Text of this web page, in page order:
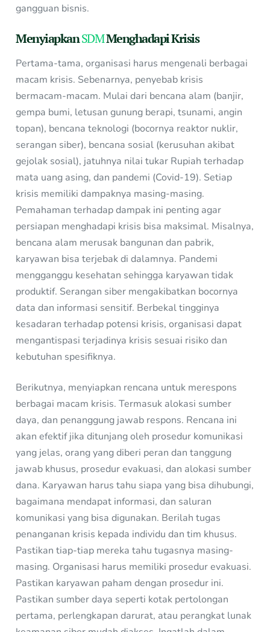
gangguan bisnis.
MenyiapkanSDMMenghadapi Krisis
Pertama-tama, organisasi harus mengenali berbagai
macam krisis. Sebenarnya, penyebab krisis
bermacam-macam. Mulai dari bencana alam (banjir,
gempa bumi, letusan gunung berapi, tsunami, angin
topan), bencana teknologi (bocornya reaktor nuklir,
serangan siber), bencana sosial (kerusuhan akibat
gejolak sosial), jatuhnya nilai tukar Rupiah terhadap
mata uang asing, dan pandemi (Covid-19). Setiap
krisis memiliki dampaknya masing-masing.
Pemahaman terhadap dampak ini penting agar
persiapan menghadapi krisis bisa maksimal. Misalnya,
bencana alam merusak bangunan dan pabrik,
karyawan bisa terjebak di dalamnya. Pandemi
mengganggu kesehatan sehingga karyawan tidak
produktif. Serangan siber mengakibatkan bocornya
data dan informasi sensitif. Berbekal tingginya
kesadaran terhadap potensi krisis, organisasi dapat
mengantispasi terjadinya krisis sesuai risiko dan
kebutuhan spesifiknya.
Berikutnya, menyiapkan rencana untuk merespons
berbagai macam krisis. Termasuk alokasi sumber
daya, dan penanggung jawab respons. Rencana ini
akan efektif jika ditunjang oleh prosedur komunikasi
yang jelas, orang yang diberi peran dan tanggung
jawab khusus, prosedur evakuasi, dan alokasi sumber
dana. Karyawan harus tahu siapa yang bisa dihubungi,
bagaimana mendapat informasi, dan saluran
komunikasi yang bisa digunakan. Berilah tugas
penanganan krisis kepada individu dan tim khusus.
Pastikan tiap-tiap mereka tahu tugasnya masing-
masing. Organisasi harus memiliki prosedur evakuasi.
Pastikan karyawan paham dengan prosedur ini.
Pastikan sumber daya seperti kotak pertolongan
pertama, perlengkapan darurat, atau perangkat lunak